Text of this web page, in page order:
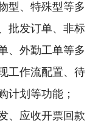
型、特殊型等多
批发订单、非标
、外勤工单等多
工作流配置、待
计划等功能；
、应收开票回款